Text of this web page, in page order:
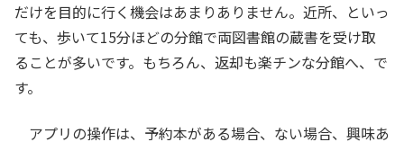
だけを目的に行く機会はあまりありません。近所、といっ
ても、歩いて15分ほどの分館で両図書館の蔵書を受け取
ることが多いです。もちろん、返却も楽チンな分館へ、で
す。
アプリの操作は、予約本がある場合、ない場合、興味あ